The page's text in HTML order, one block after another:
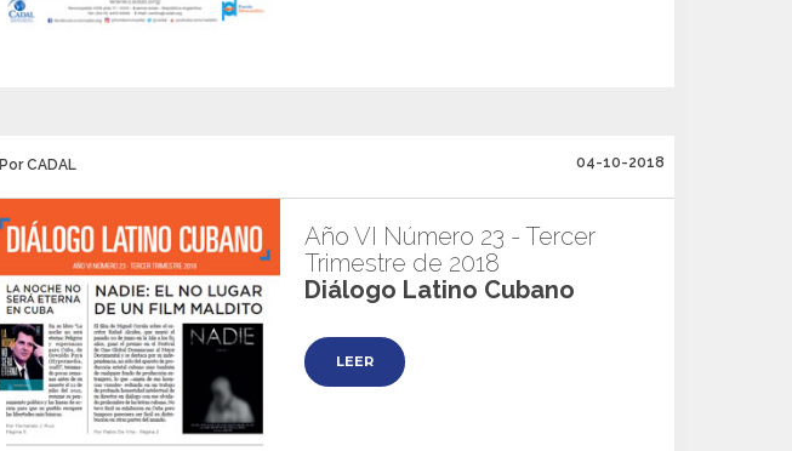
Por CADAL 04-10-2018
Año VI Número 23 - Tercer
Trimestre de 2018
Diálogo Latino Cubano
LEER